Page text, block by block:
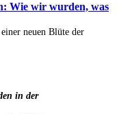
Wie wir wurden, was
neuen Blüte der
in der